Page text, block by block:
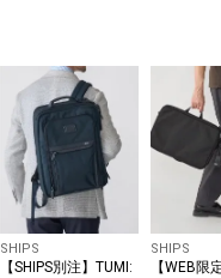
SHIPS
【SHIPS別注】TUMI:
SHIPS
【WEB限